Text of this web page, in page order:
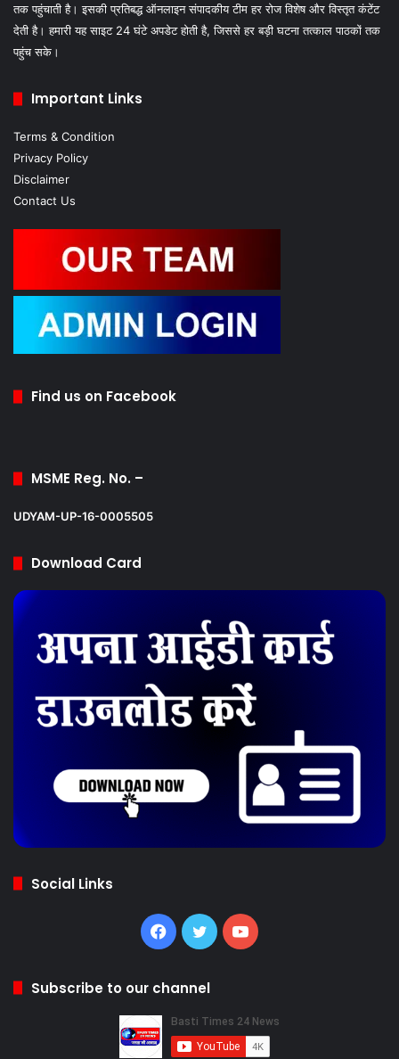
तक पहुंचाती है। इसकी प्रतिबद्ध ऑनलाइन संपादकीय टीम हर रोज विशेष और विस्तृत कंटेंट
देती है। हमारी यह साइट 24 घंटे अपडेट होती है, जिससे हर बड़ी घटना तत्काल पाठकों तक
पहुंच सके।
Important Links
Terms & Condition
Privacy Policy
Disclaimer
Contact Us
Find us on Facebook
MSME Reg. No. –
UDYAM-UP-16-0005505
Download Card
Social Links
Facebook
TwitterYouTube
Subscribe to our channel